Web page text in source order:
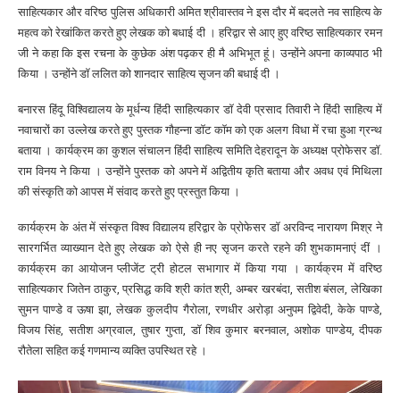
साहित्यकार और वरिष्ठ पुलिस अधिकारी अमित श्रीवास्तव ने इस दौर में बदलते नव साहित्य के
महत्व को रेखांकित करते हुए लेखक को बधाई दी । हरिद्वार से आए हुए वरिष्ठ साहित्यकार रमन
जी ने कहा कि इस रचना के कुछेक अंश पढ़कर ही मै अभिभूत हूं। उन्होंने अपना काव्यपाठ भी
किया । उन्होंने डॉ ललित को शानदार साहित्य सृजन की बधाई दी ।
बनारस हिंदू विश्विद्यालय के मूर्धन्य हिंदी साहित्यकार डॉ देवी प्रसाद तिवारी ने हिंदी साहित्य में
नवाचारों का उल्लेख करते हुए पुस्तक गौहन्ना डॉट कॉम को एक अलग विधा में रचा हुआ ग्रन्थ
बताया । कार्यक्रम का कुशल संचालन हिंदी साहित्य समिति देहरादून के अध्यक्ष प्रोफेसर डॉ.
राम विनय ने किया । उन्होंने पुस्तक को अपने में अद्वितीय कृति बताया और अवध एवं मिथिला
की संस्कृति को आपस में संवाद करते हुए प्रस्तुत किया ।
कार्यक्रम के अंत में संस्कृत विश्व विद्यालय हरिद्वार के प्रोफेसर डॉ अरविन्द नारायण मिश्र ने
सारगर्भित व्याख्यान देते हुए लेखक को ऐसे ही नए सृजन करते रहने की शुभकामनाएं दीं ।
कार्यक्रम का आयोजन प्लीजेंट ट्री होटल सभागार में किया गया । कार्यक्रम में वरिष्ठ
साहित्यकार जितेन ठाकुर, प्रसिद्ध कवि श्री कांत श्री, अम्बर खरबंदा, सतीश बंसल, लेखिका
सुमन पाण्डे व ऊषा झा, लेखक कुलदीप गैरोला, रणधीर अरोड़ा अनुपम द्विवेदी, केके पाण्डे,
विजय सिंह, सतीश अग्रवाल, तुषार गुप्ता, डॉ शिव कुमार बरनवाल, अशोक पाण्डेय, दीपक
रौतेला सहित कई गणमान्य व्यक्ति उपस्थित रहे ।